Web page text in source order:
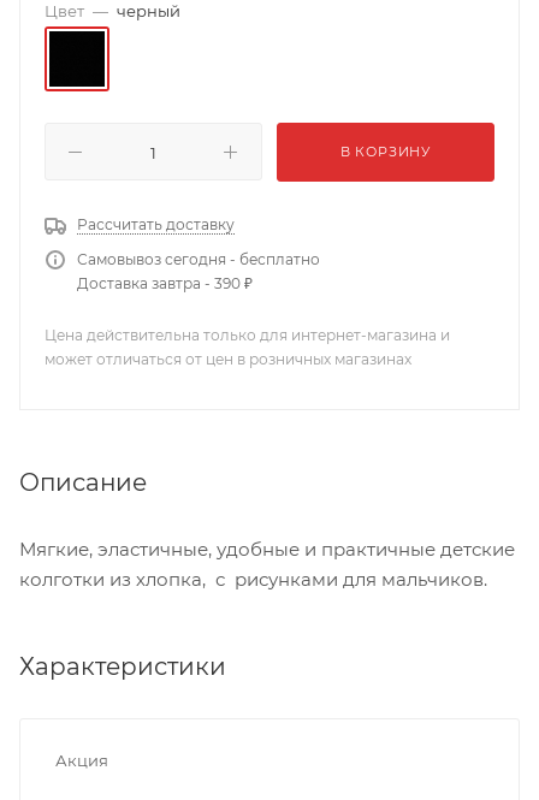
Цвет — черный
В КОРЗИНУ
Рассчитать доставку
Самовывоз сегодня - бесплатно
Доставка завтра - 390 ₽
Цена действительна только для интернет-магазина и
может отличаться от цен в розничных магазинах
Описание
Мягкие, эластичные, удобные и практичные детские
колготки из хлопка, с рисунками для мальчиков.
Характеристики
Акция